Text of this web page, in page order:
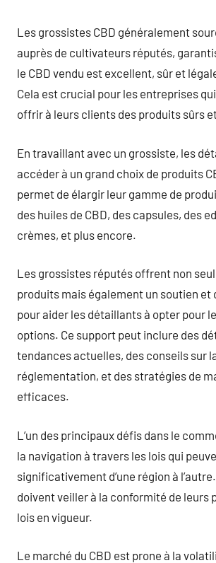
Les grossistes CBD généralement
auprès de cultivateurs réputés,
le CBD vendu est excellent, sûr et
Cela est crucial pour les entreprises
offrir à leurs clients des produits sûrs
En travaillant avec un grossiste, les
accéder à un grand choix de produits
permet de élargir leur gamme de
des huiles de CBD, des capsules, des
crèmes, et plus encore.
Les grossistes réputés offrent non
produits mais également un soutien et
pour aider les détaillants à opter pour
options. Ce support peut inclure des
tendances actuelles, des conseils sur
réglementation, et des stratégies de
efficaces.
L’un des principaux défis dans le
la navigation à travers les lois qui
significativement d’une région à
doivent veiller à la conformité de leurs
lois en vigueur.
Le marché du CBD est prone à la